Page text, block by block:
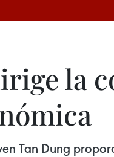
la
Tan Dung